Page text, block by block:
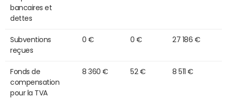
bancaires et
dettes
Subventions
reçues
0 € 0 € 27 186 €
Fonds de
compensation
pour la TVA
8 360 € 52 € 8 511 €